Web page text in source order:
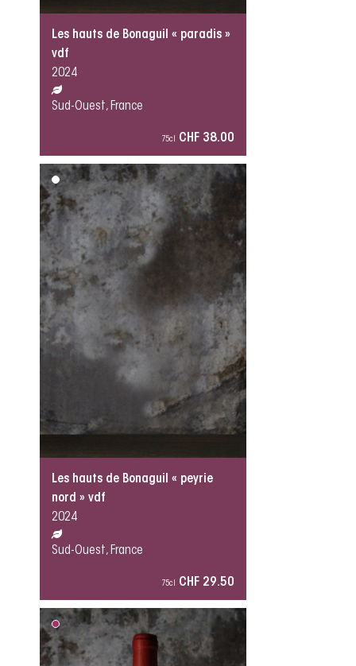
Les hauts de Bonaguil « paradis »
vdf
2024
Sud-Ouest, France
75cl CHF 38.00
Les hauts de Bonaguil « peyrie
nord » vdf
2024
Sud-Ouest, France
75cl CHF 29.50